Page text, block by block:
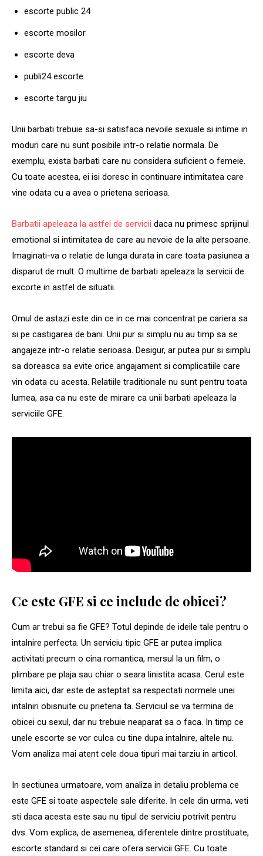
escorte public 24
escorte mosilor
escorte deva
publi24 escorte
escorte targu jiu
Unii barbati trebuie sa-si satisfaca nevoile sexuale si intime in
moduri care nu sunt posibile intr-o relatie normala. De
exemplu, exista barbati care nu considera suficient o femeie.
Cu toate acestea, ei isi doresc in continuare intimitatea care
vine odata cu a avea o prietena serioasa.
Barbatii apeleaza la astfel de servicii daca nu primesc sprijinul
emotional si intimitatea de care au nevoie de la alte persoane.
Imaginati-va o relatie de lunga durata in care toata pasiunea a
disparut de mult. O multime de barbati apeleaza la servicii de
excorte in astfel de situatii.
Omul de astazi este din ce in ce mai concentrat pe cariera sa
si pe castigarea de bani. Unii pur si simplu nu au timp sa se
angajeze intr-o relatie serioasa. Desigur, ar putea pur si simplu
sa doreasca sa evite orice angajament si complicatiile care
vin odata cu acesta. Relatiile traditionale nu sunt pentru toata
lumea, asa ca nu este de mirare ca unii barbati apeleaza la
serviciile GFE.
Ce este GFE si ce include de obicei?
Cum ar trebui sa fie GFE? Totul depinde de ideile tale pentru o
intalnire perfecta. Un serviciu tipic GFE ar putea implica
activitati precum o cina romantica, mersul la un film, o
plimbare pe plaja sau chiar o seara linistita acasa. Cerul este
limita aici, dar este de asteptat sa respectati normele unei
intalniri obisnuite cu prietena ta. Serviciul se va termina de
obicei cu sexul, dar nu trebuie neaparat sa o faca. In timp ce
unele escorte se vor culca cu tine dupa intalnire, altele nu.
Vom analiza mai atent cele doua tipuri mai tarziu in articol.
In sectiunea urmatoare, vom analiza in detaliu problema ce
este GFE si toate aspectele sale diferite. In cele din urma, veti
sti daca acesta este sau nu tipul de serviciu potrivit pentru
dvs. Vom explica, de asemenea, diferentele dintre prostituate,
escorte standard si cei care ofera servicii GFE. Cu toate